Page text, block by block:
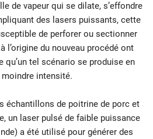
de vapeur qui se dilate, s’effondre
des lasers puissants, cette
de perforer ou sectionner
l’origine du nouveau procédé ont
qu’un tel scénario se produise en
intensité.
échantillons de poitrine de porc et
un laser pulsé de faible puissance
a été utilisé pour générer des